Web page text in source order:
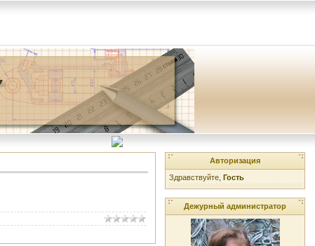
Авторизация
Здравствуйте, Гость
Дежурный администратор